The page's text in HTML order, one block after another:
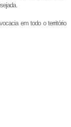
em todo o território